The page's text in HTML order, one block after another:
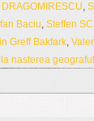
,
Baciu, Steffen
Greff Bakfark,
nasterea